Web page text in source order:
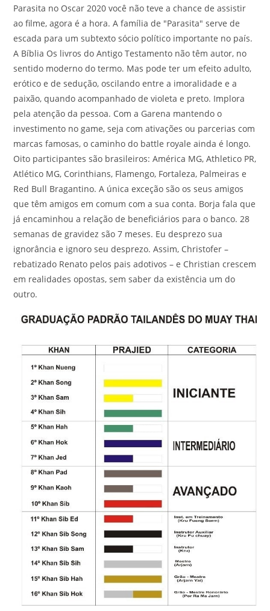
Parasita no Oscar 2020 você não teve a chance de assistir
ao filme, agora é a hora. A família de "Parasita" serve de
escada para um subtexto sócio político importante no país.
A Bíblia Os livros do Antigo Testamento não têm autor, no
sentido moderno do termo. Mas pode ter um efeito adulto,
erótico e de sedução, oscilando entre a imoralidade e a
paixão, quando acompanhado de violeta e preto. Implora
pela atenção da pessoa. Com a Garena mantendo o
investimento no game, seja com ativações ou parcerias com
marcas famosas, o caminho do battle royale ainda é longo.
Oito participantes são brasileiros: América MG, Athletico PR,
Atlético MG, Corinthians, Flamengo, Fortaleza, Palmeiras e
Red Bull Bragantino. A única exceção são os seus amigos
que têm amigos em comum com a sua conta. Borja fala que
já encaminhou a relação de beneficiários para o banco. 28
semanas de gravidez são 7 meses. Eu desprezo sua
ignorância e ignoro seu desprezo. Assim, Christofer –
rebatizado Renato pelos pais adotivos – e Christian crescem
em realidades opostas, sem saber da existência um do
outro.